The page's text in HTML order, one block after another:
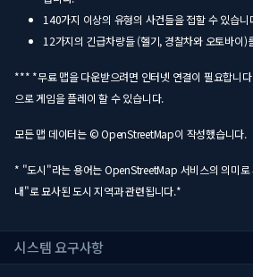
140가지 이상의 유형의 사건들을 접할 수 있습니
12가지의 긴급차량들 (헬기, 경찰차와 오토바이)
*** *무료 맵을 다운받으려면 인터넷 연결이 필요합니
으로 게임을 플레이 할 수 있습니다.
모든 맵 데이터는 © OpenStreetMap이 작성했습니다.
* "도시"라는 용어는 OpenStreetMap 서비스의 의미
내"로 묘사된 도시 지역과 관련됩니다.*
시스템 요구사항